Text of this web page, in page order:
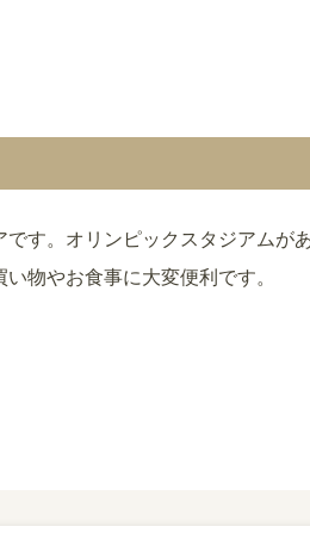
す。オリンピックスタジアムが
物やお食事に大変便利です。